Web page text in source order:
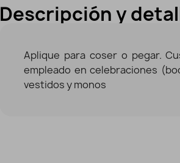
Descripción y
Aplique para coser o pegar.
empleado en celebraciones
vestidos y monos